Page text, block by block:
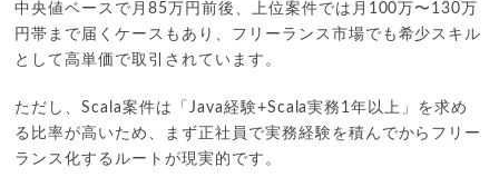
中央値ベースで月85万円前後、上位案件では月100万〜130万
円帯まで届くケースもあり、フリーランス市場でも希少スキル
として高単価で取引されています。
ただし、Scala案件は「Java経験+Scala実務1年以上」を求め
る比率が高いため、まず正社員で実務経験を積んでからフリー
ランス化するルートが現実的です。